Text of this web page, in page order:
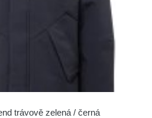
trávově zelená / černá